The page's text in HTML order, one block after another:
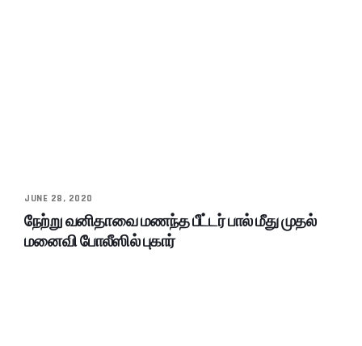
JUNE 28, 2020
நேற்று வனிதாவை மணந்த பீட்டர் பால் மீது முதல்
மனைவி போலீஸில் புகார்